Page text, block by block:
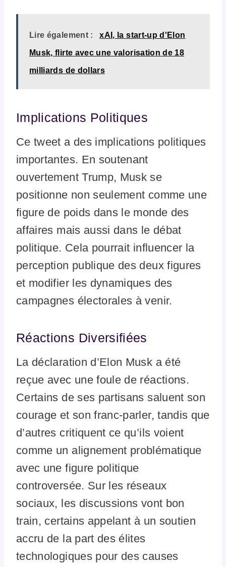
Lire également : xAI, la start-up d'Elon
Musk, flirte avec une valorisation de 18
milliards de dollars
Implications Politiques
Ce tweet a des implications politiques
importantes. En soutenant
ouvertement Trump, Musk se
positionne non seulement comme une
figure de poids dans le monde des
affaires mais aussi dans le débat
politique. Cela pourrait influencer la
perception publique des deux figures
et modifier les dynamiques des
campagnes électorales à venir.
Réactions Diversifiées
La déclaration d’Elon Musk a été
reçue avec une foule de réactions.
Certains de ses partisans saluent son
courage et son franc-parler, tandis que
d’autres critiquent ce qu’ils voient
comme un alignement problématique
avec une figure politique
controversée. Sur les réseaux
sociaux, les discussions vont bon
train, certains appelant à un soutien
accru de la part des élites
technologiques pour des causes